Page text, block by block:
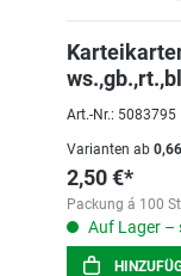
Art.-Nr.: 5083795
Varianten ab
2,50 €*
Packung á 100
Auf Lager –